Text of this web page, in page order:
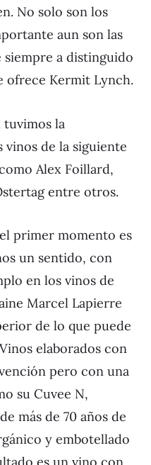
No solo son los
aun son las
siempre a distinguido
ofrece Kermit Lynch.
tuvimos la
de la siguiente
Alex Foillard,
entre otros.
primer momento es
un sentido, con
en los vinos de
Marcel Lapierre
de lo que puede
elaborados con
pero con una
su Cuvee N,
más de 70 años de
y embotellado